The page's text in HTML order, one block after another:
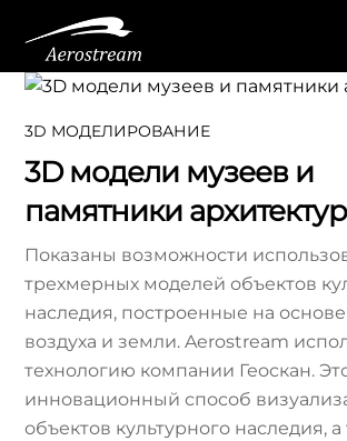
содержанию
3D МОДЕЛИРОВАНИЕ
3D модели музеев и
памятники
Показаны возможности
трехмерных моделей объектов
наследия, построенные на
воздуха и земли. Aerostream
технологию компании Геоскан.
инновационный способ
объектов культурного наследия, а